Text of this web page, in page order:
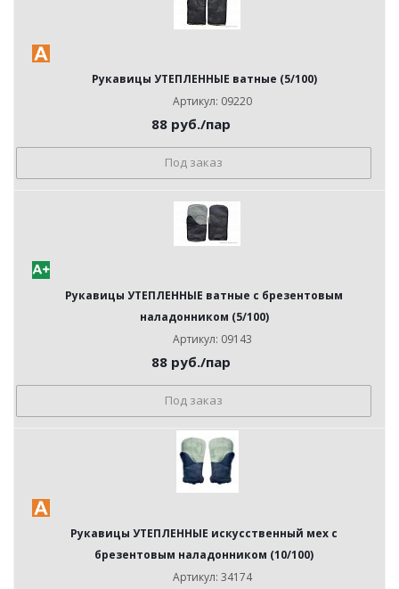
Рукавицы УТЕПЛЕННЫЕ ватные (5/100)
Артикул: 09220
88руб./пар
Под заказ
Рукавицы УТЕПЛЕННЫЕ ватные с брезентовым
наладонником (5/100)
Артикул: 09143
88руб./пар
Под заказ
Рукавицы УТЕПЛЕННЫЕ искусственный мех с
брезентовым наладонником (10/100)
Артикул: 34174